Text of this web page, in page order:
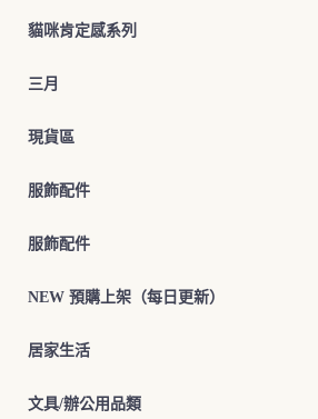
貓咪肯定感系列
三月
現貨區
服飾配件
服飾配件
NEW 預購上架（每日更新）
居家生活
文具/辦公用品類